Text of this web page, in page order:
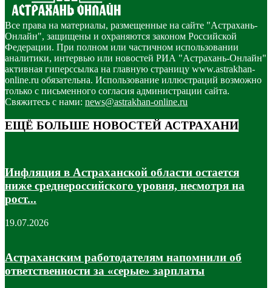
Все права на материалы, размещенные на сайте "Астрахань-
Онлайн", защищены и охраняются законом Российской
Федерации. При полном или частичном использовании
аналитики, интервью или новостей РИА "Астрахань-Онлайн"
активная гиперссылка на главную страницу www.astrakhan-
online.ru обязательна. Использование иллюстраций возможно
только с письменного согласия администрации сайта.
Свяжитесь с нами: news@astrakhan-online.ru
ЕЩЁ БОЛЬШЕ НОВОСТЕЙ АСТРАХАНИ
Инфляция в Астраханской области остается
ниже среднероссийского уровня, несмотря на
рост...
19.07.2026
Астраханским работодателям напомнили об
ответственности за «серые» зарплаты